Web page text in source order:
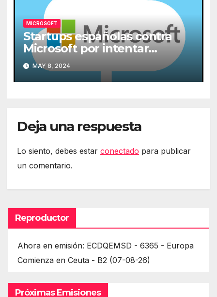
MICROSOFT
Startups españolas contra
Microsoft por intentar
expulsarlas de la nube
MAY 8, 2024
Deja una respuesta
Lo siento, debes estar conectado para publicar
un comentario.
Reproductor
Ahora en emisión: ECDQEMSD - 6365 - Europa
Comienza en Ceuta - B2 (07-08-26)
Próximas Emisiones